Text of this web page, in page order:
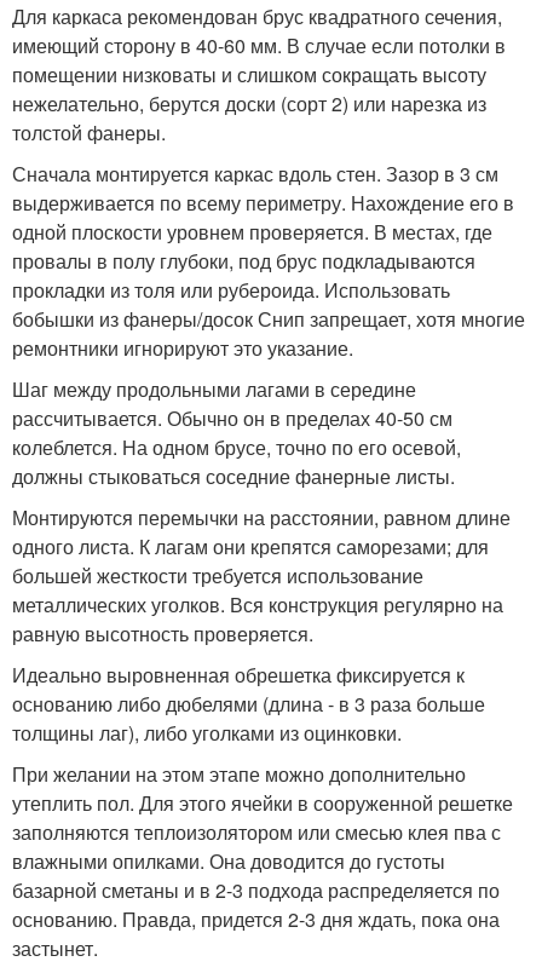
Для каркаса рекомендован брус квадратного сечения,
имеющий сторону в 40-60 мм. В случае если потолки в
помещении низковаты и слишком сокращать высоту
нежелательно, берутся доски (сорт 2) или нарезка из
толстой фанеры.
Сначала монтируется каркас вдоль стен. Зазор в 3 см
выдерживается по всему периметру. Нахождение его в
одной плоскости уровнем проверяется. В местах, где
провалы в полу глубоки, под брус подкладываются
прокладки из толя или рубероида. Использовать
бобышки из фанеры/досок Снип запрещает, хотя многие
ремонтники игнорируют это указание.
Шаг между продольными лагами в середине
рассчитывается. Обычно он в пределах 40-50 см
колеблется. На одном брусе, точно по его осевой,
должны стыковаться соседние фанерные листы.
Монтируются перемычки на расстоянии, равном длине
одного листа. К лагам они крепятся саморезами; для
большей жесткости требуется использование
металлических уголков. Вся конструкция регулярно на
равную высотность проверяется.
Идеально выровненная обрешетка фиксируется к
основанию либо дюбелями (длина - в 3 раза больше
толщины лаг), либо уголками из оцинковки.
При желании на этом этапе можно дополнительно
утеплить пол. Для этого ячейки в сооруженной решетке
заполняются теплоизолятором или смесью клея пва с
влажными опилками. Она доводится до густоты
базарной сметаны и в 2-3 подхода распределяется по
основанию. Правда, придется 2-3 дня ждать, пока она
застынет.